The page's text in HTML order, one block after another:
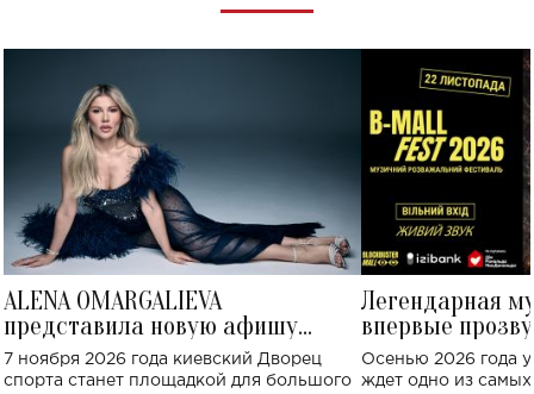
ALENA OMARGALIEVA
представила новую афишу
большого концерта во Дворце
спорта
7 ноября 2026 года киевский Дворец
спорта станет площадкой для большого
Легендарная
впервые
Украине: где
Осенью 2026 года
ждет одно из